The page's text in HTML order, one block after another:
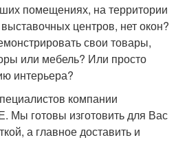
помещениях, на территории
центров, нет окон?
свои товары,
или мебель? Или просто
интерьера?
компании
готовы изготовить для Вас
а главное доставить и